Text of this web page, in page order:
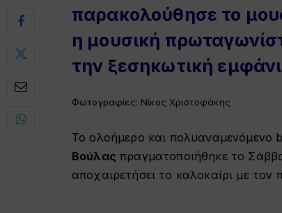
παρακολούθησε το
η μουσική
την ξεσηκωτική
Φωτογραφίες: Νίκος Χριστοφάκης
Το ολοήμερο και πολυαναμενόμενο
Βούλας πραγματοποιήθηκε το
αποχαιρετήσει το καλοκαίρι με τον